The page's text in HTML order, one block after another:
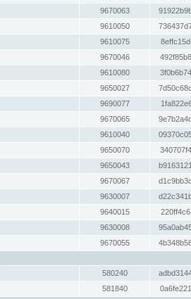
9670063
9610050
9610075
9670046
9610080
9650027
9690077
9670065
9610040
9650070
9650043
9670067
9630007
9640015
9630008
9670055
580240
581840